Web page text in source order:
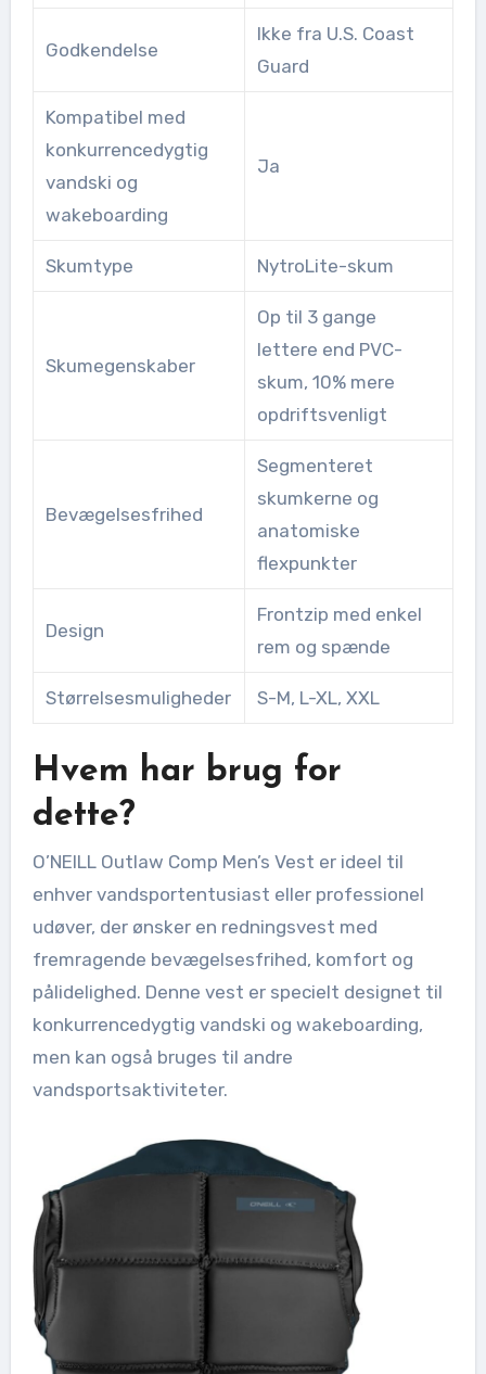
Godkendelse
Ikke fra U.S. Coast
Guard
Kompatibel med
konkurrencedygtig
vandski og
wakeboarding
Ja
Skumtype NytroLite-skum
Skumegenskaber
Op til 3 gange
lettere end PVC-
skum, 10% mere
opdriftsvenligt
Bevægelsesfrihed
Segmenteret
skumkerne og
anatomiske
flexpunkter
Design
Frontzip med enkel
rem og spænde
Størrelsesmuligheder S-M, L-XL, XXL
Hvem har brug for
dette?
O’NEILL Outlaw Comp Men’s Vest er ideel til
enhver vandsportentusiast eller professionel
udøver, der ønsker en redningsvest med
fremragende bevægelsesfrihed, komfort og
pålidelighed. Denne vest er specielt designet til
konkurrencedygtig vandski og wakeboarding,
men kan også bruges til andre
vandsportsaktiviteter.